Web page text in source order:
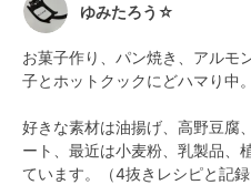
ゆみたろう☆
お菓子作り、パン焼き、アルモ
子とホットクックにどハマり中。
好きな素材は油揚げ、高野豆腐
ート、最近は小麦粉、乳製品、
ています。（4抜きレシピと記